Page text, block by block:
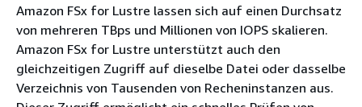
Amazon FSx for Lustre lassen sich auf einen Durchsatz
von mehreren TBps und Millionen von IOPS skalieren.
Amazon FSx for Lustre unterstützt auch den
gleichzeitigen Zugriff auf dieselbe Datei oder dasselbe
Verzeichnis von Tausenden von Recheninstanzen aus.